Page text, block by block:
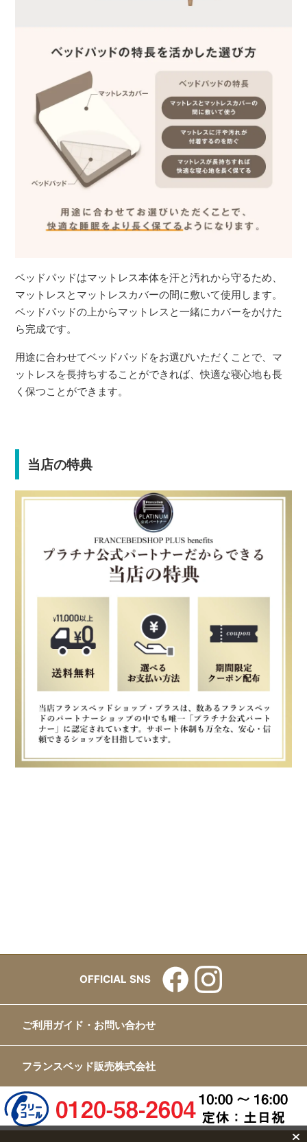
ベッドパッドはマットレス本体を汗と汚れから守るため、
マットレスとマットレスカバーの間に敷いて使用します。
ベッドパッドの上からマットレスと一緒にカバーをかけた
ら完成です。
用途に合わせてベッドパッドをお選びいただくことで、マ
ットレスを長持ちすることができれば、快適な寝心地も長
く保つことができます。
当店の特典
OFFICIAL SNS
ご利用ガイド・お問い合わせ
フランスベッド販売株式会社